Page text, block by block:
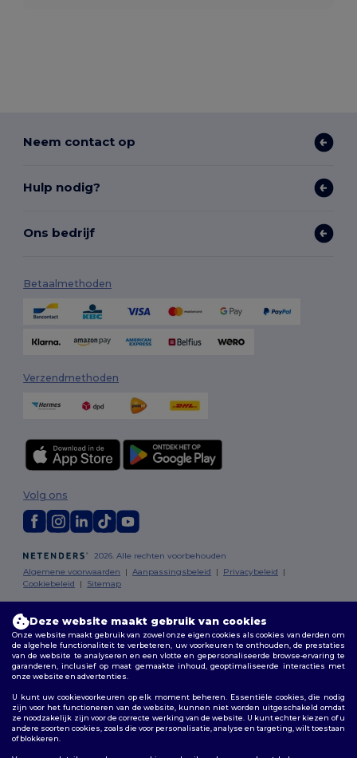
Neem contact op
Hulp nodig?
Ons bedrijf
Betaalmethoden
Verzendmethoden
2026. Alle rechten voorbehouden
Algemene voorwaarden |Aanpassingsbeleid | Privacybeleid |
Cookiebeleid | Sitemap
Volg ons
Bruxelles | Anvers | Mortsel| Malines |Lierre | Turnhout
Herentals|Hoogstraten|Bruges
Deze website maakt gebruik van cookies
Onze website maakt gebruik van zowel onze eigen cookies als cookies van derden om
de algehele functionaliteit te verbeteren, uw voorkeuren te onthouden, de prestaties
van de website te analyseren en een vlotte en gepersonaliseerde browse-ervaring te
garanderen, inclusief op maat gemaakte inhoud, geoptimaliseerde interacties met
onze website en advertenties.
U kunt uw cookievoorkeuren op elk moment beheren. Essentiële cookies, die nodig
zijn voor het functioneren van de website, kunnen niet worden uitgeschakeld omdat
ze noodzakelijk zijn voor de correcte werking van de website. U kunt echter kiezen of u
andere soorten cookies, zoals die voor personalisatie, analyse en targeting, wilt toestaan
of blokkeren.